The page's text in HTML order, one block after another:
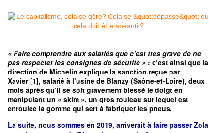
« Faire comprendre aux salariés que c’est très grave de ne
pas respecter les consignes de sécurité » : c’est ainsi que la
direction de Michelin explique la sanction reçue par
Xavier [1], salarié à l’usine de Blanzy (Saône-et-Loire), deux
mois après qu’il se soit gravement blessé le doigt en
manipulant un « skim », un gros rouleau sur lequel est
enroulée la gomme qui sert à fabriquer les pneus.
La suite, nous sommes en 2019, arriverait à faire passer Zola